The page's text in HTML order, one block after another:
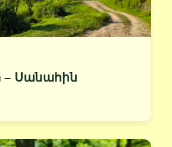
Սանահին